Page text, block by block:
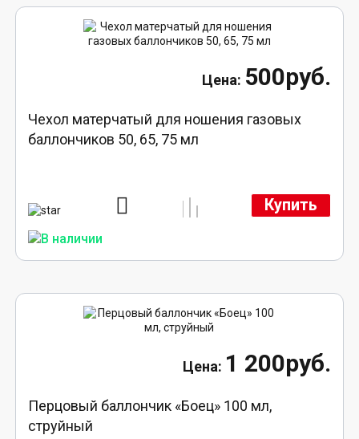
500руб.
Чехол матерчатый для ношения газовых
баллончиков 50, 65, 75 мл
Купить
1 200руб.
Перцовый баллончик «Боец» 100 мл,
струйный